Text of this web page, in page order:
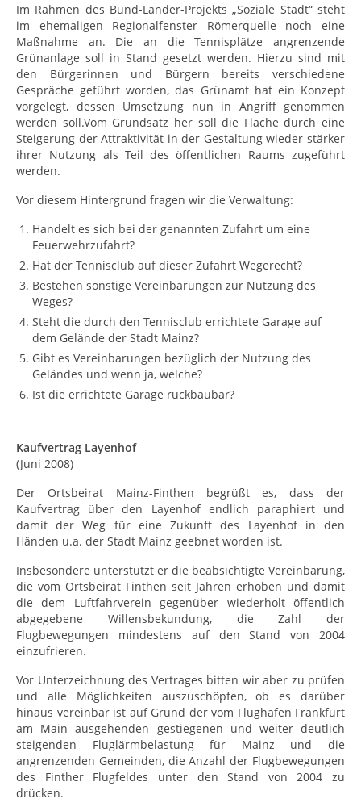
Im Rahmen des Bund-Länder-Projekts „Soziale Stadt“ steht
im ehemaligen Regionalfenster Römerquelle noch eine
Maßnahme an. Die an die Tennisplätze angrenzende
Grünanlage soll in Stand gesetzt werden. Hierzu sind mit
den Bürgerinnen und Bürgern bereits verschiedene
Gespräche geführt worden, das Grünamt hat ein Konzept
vorgelegt, dessen Umsetzung nun in Angriff genommen
werden soll.Vom Grundsatz her soll die Fläche durch eine
Steigerung der Attraktivität in der Gestaltung wieder stärker
ihrer Nutzung als Teil des öffentlichen Raums zugeführt
werden.
Vor diesem Hintergrund fragen wir die Verwaltung:
Handelt es sich bei der genannten Zufahrt um eine
Feuerwehrzufahrt?
Hat der Tennisclub auf dieser Zufahrt Wegerecht?
Bestehen sonstige Vereinbarungen zur Nutzung des
Weges?
Steht die durch den Tennisclub errichtete Garage auf
dem Gelände der Stadt Mainz?
Gibt es Vereinbarungen bezüglich der Nutzung des
Geländes und wenn ja, welche?
Ist die errichtete Garage rückbaubar?
Kaufvertrag Layenhof
(Juni 2008)
Der Ortsbeirat Mainz-Finthen begrüßt es, dass der
Kaufvertrag über den Layenhof endlich paraphiert und
damit der Weg für eine Zukunft des Layenhof in den
Händen u.a. der Stadt Mainz geebnet worden ist.
Insbesondere unterstützt er die beabsichtigte Vereinbarung,
die vom Ortsbeirat Finthen seit Jahren erhoben und damit
die dem Luftfahrverein gegenüber wiederholt öffentlich
abgegebene Willensbekundung, die Zahl der
Flugbewegungen mindestens auf den Stand von 2004
einzufrieren.
Vor Unterzeichnung des Vertrages bitten wir aber zu prüfen
und alle Möglichkeiten auszuschöpfen, ob es darüber
hinaus vereinbar ist auf Grund der vom Flughafen Frankfurt
am Main ausgehenden gestiegenen und weiter deutlich
steigenden Fluglärmbelastung für Mainz und die
angrenzenden Gemeinden, die Anzahl der Flugbewegungen
des Finther Flugfeldes unter den Stand von 2004 zu
drücken.